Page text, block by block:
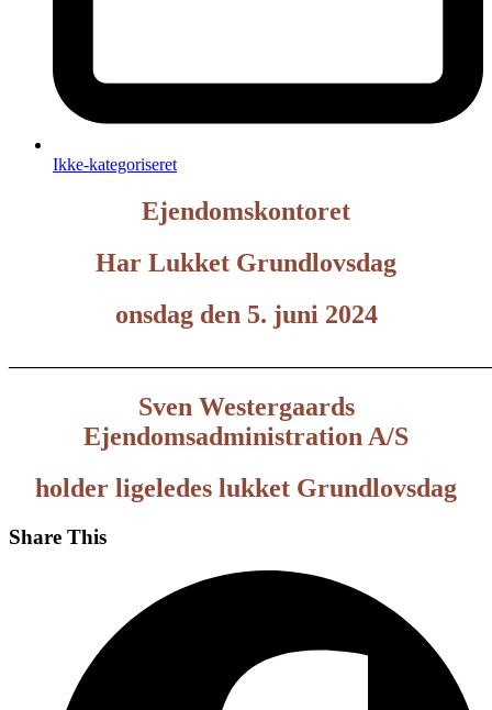
Ikke-kategoriseret
Ejendomskontoret
Har Lukket Grundlovsdag
onsdag den 5. juni 2024
Sven Westergaards
Ejendomsadministration A/S
holder ligeledes lukket Grundlovsdag
Share This